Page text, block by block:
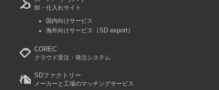
卸・仕入れサイト
国内向けサービス
海外向けサービス
（SD export）
COREC
クラウド受注・発注システム
SDファクトリー
メーカーと工場のマッチングサービス